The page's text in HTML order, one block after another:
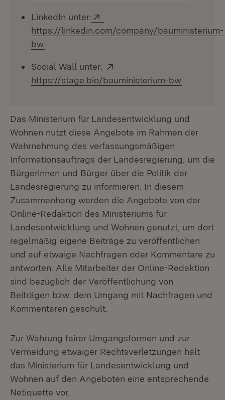
LinkedIn unter:
https://linkedin.com/company/bauministerium-
bw
Social Wall unter:
https://stage.bio/bauministerium-bw
Das Ministerium für Landesentwicklung und
Wohnen nutzt diese Angebote im Rahmen der
Wahrnehmung des verfassungsmäßigen
Informationsauftrags der Landesregierung, um die
Bürgerinnen und Bürger über die Politik der
Landesregierung zu informieren. In diesem
Zusammenhang werden die Angebote von der
Online-Redaktion des Ministeriums für
Landesentwicklung und Wohnen genutzt, um dort
regelmäßig eigene Beiträge zu veröffentlichen
und auf etwaige Nachfragen oder Kommentare zu
antworten. Alle Mitarbeiter der Online-Redaktion
sind bezüglich der Veröffentlichung von
Beiträgen bzw. dem Umgang mit Nachfragen und
Kommentaren geschult.
Zur Wahrung fairer Umgangsformen und zur
Vermeidung etwaiger Rechtsverletzungen hält
das Ministerium für Landesentwicklung und
Wohnen auf den Angeboten eine entsprechende
Netiquette vor.